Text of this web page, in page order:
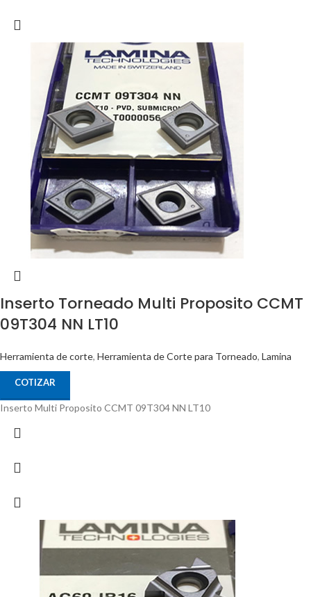
Inserto Torneado Multi Proposito CCMT
09T304 NN LT10
Herramienta de corte, Herramienta de Corte para Torneado, Lamina
COTIZAR
Inserto Multi Proposito CCMT 09T304 NN LT10